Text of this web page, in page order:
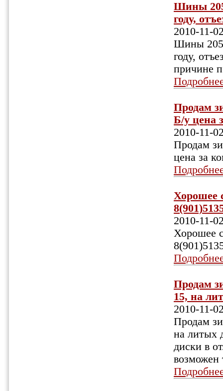
Шины
году,
2010-11-
Шины 205/
году,
причине
Продам
Б/у цена
2010-11-
Продам
цена за
Хорошее
2010-11-
Хорошее
Продам
15, на
2010-11-
Продам
на литых
диски в
возможен